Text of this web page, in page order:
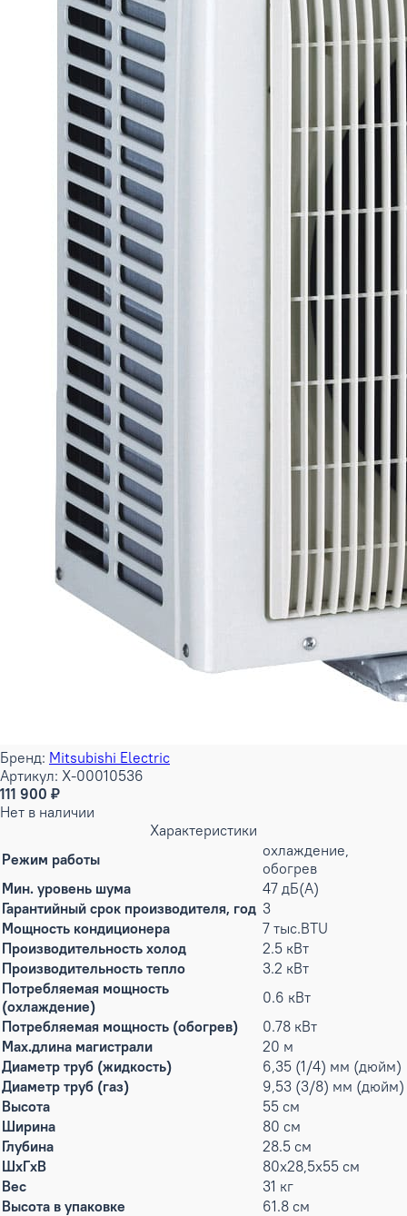
Бренд: Mitsubishi Electric
Артикул: X-00010536
111 900 ₽
Нет в наличии
Характеристики
Режим работы
охлаждение,
обогрев
Мин. уровень шума
47 дБ(А)
Гарантийный срок производителя, год 3
Мощность кондиционера
7 тыс.BTU
Производительность холод
2.5 кВт
Производительность тепло
3.2 кВт
Потребляемая мощность
(охлаждение)
0.6 кВт
Потребляемая мощность (обогрев)
0.78 кВт
Max.длина магистрали
20 м
Диаметр труб (жидкость)
6,35 (1/4) мм (дюйм)
Диаметр труб (газ)
9,53 (3/8) мм (дюйм)
Высота
55 см
Ширина
80 см
Глубина
28.5 см
ШxГxВ
80x28,5x55 см
Вес
31 кг
Высота в упаковке
61.8 см